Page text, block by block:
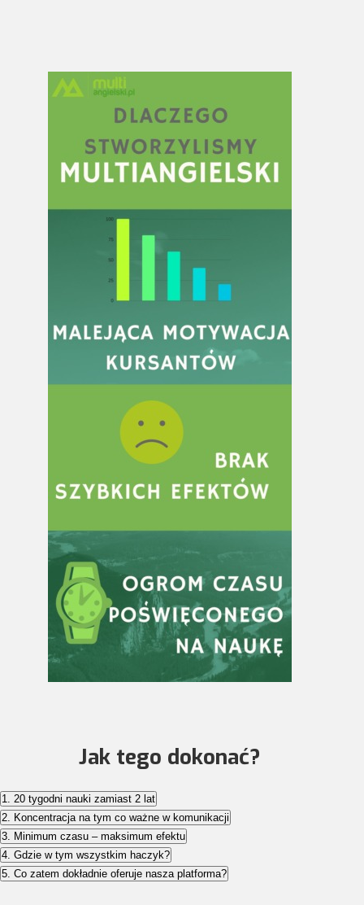
Jak tego dokonać?
1. 20 tygodni nauki zamiast 2 lat
2. Koncentracja na tym co ważne w komunikacji
3. Minimum czasu – maksimum efektu
4. Gdzie w tym wszystkim haczyk?
5. Co zatem dokładnie oferuje nasza platforma?